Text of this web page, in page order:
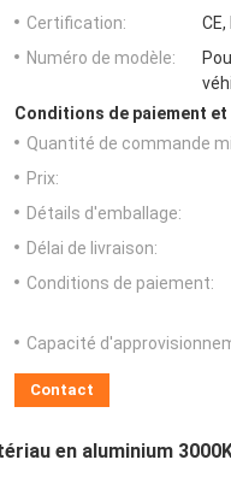
Certification:
CE,
Numéro de modèle:
Conditions de paiement
Quantité de commande
Prix:
Détails d'emballage:
Délai de livraison:
Conditions de paiement:
Capacité
Contact
en aluminium 3000K